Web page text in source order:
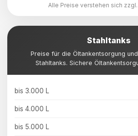
Alle Preise verstehen sich zzgl.
Stahltanks
Preise für die Öltankentsorgung
Stahltanks. Sichere
bis 3.000 L
bis 4.000 L
bis 5.000 L